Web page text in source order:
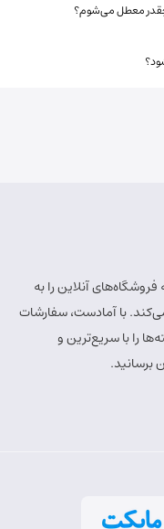
چقدر معطل می‌شوم؟
آنلاین را به
با آمادست، سفارشات
را با سریع‌ترین و